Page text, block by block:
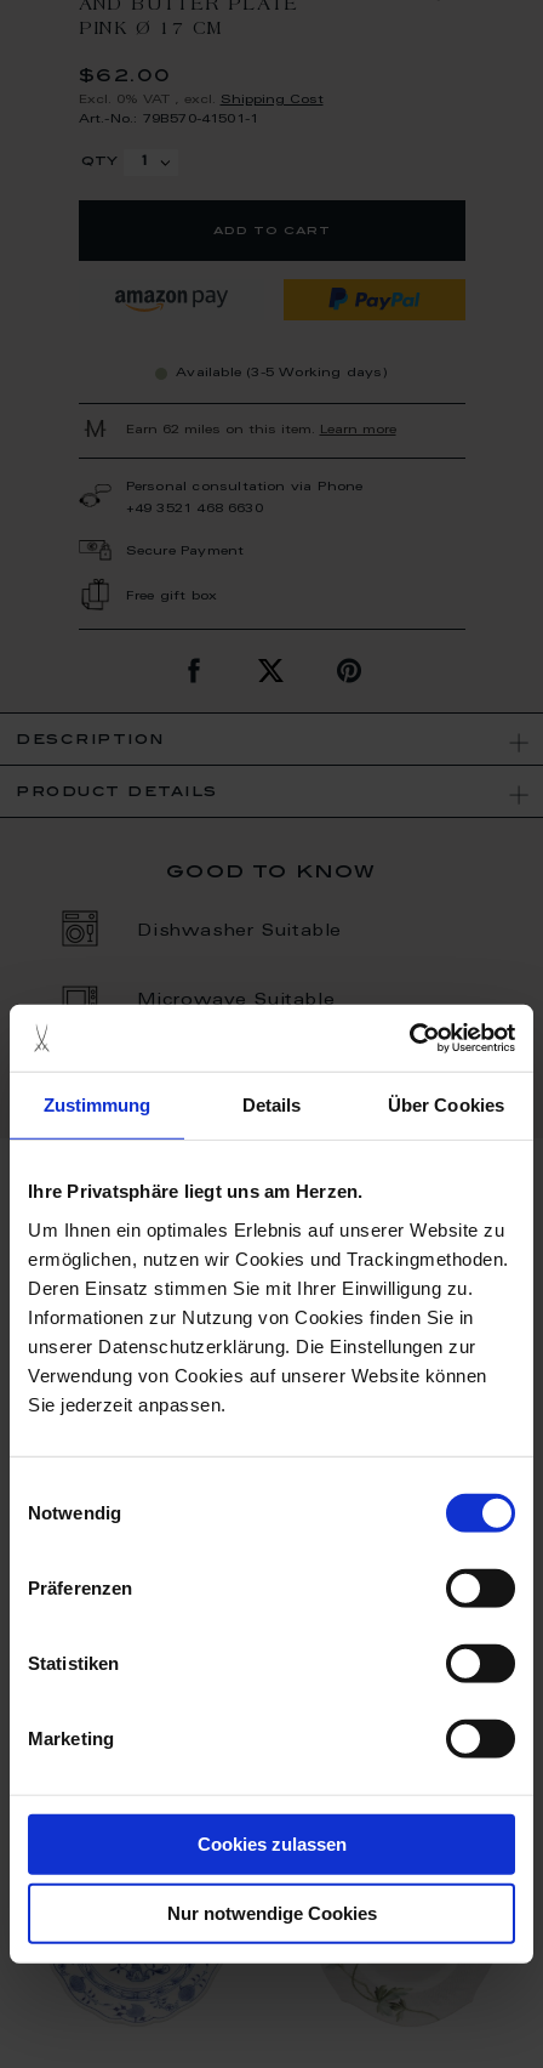
Zustimmung Details Über Cookies
Ihre Privatsphäre liegt uns am Herzen.
Um Ihnen ein optimales Erlebnis auf unserer Website zu
ermöglichen, nutzen wir Cookies und Trackingmethoden.
Deren Einsatz stimmen Sie mit Ihrer Einwilligung zu.
Informationen zur Nutzung von Cookies finden Sie in
unserer Datenschutzerklärung. Die Einstellungen zur
Verwendung von Cookies auf unserer Website können
Sie jederzeit anpassen.
Notwendig
Präferenzen
Statistiken
Marketing
Cookies zulassen
Nur notwendige Cookies
AND BUTTER PLATE
PINK Ø 17 CM
$62.00
Excl. 0% VAT excl. Shipping Cost
Art.-No.: 79B570-41501-1
qty
add to cart
Available (3-5 Working days)
Earn 62 miles on this item. Learn more
Personal consultation via Phone
+49 3521 468 6630
Secure Payment
Free gift box
description
product details
good to know
Dishwasher Suitable
Microwave Suitable
more products from the no 41